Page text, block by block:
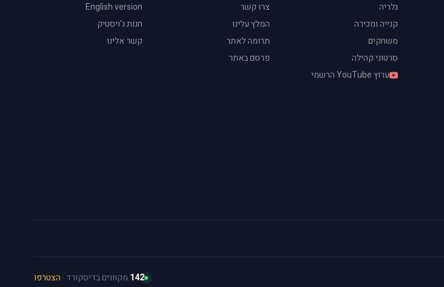
גלריה
קנייה ומכירה
משחקים
סרטוני קהילה
ערוץ YouTube הרשמי
צרו קשר
המלץ עלינו
תרומה לאתר
פרסם באתר
English version
חנות ג'ויסטיק
קשר אלינו
142 מקוונים בדיסקורד · הצטרפו